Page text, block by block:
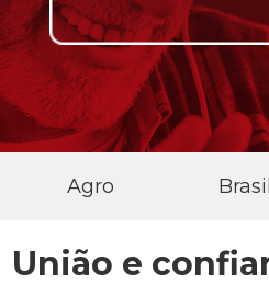
Agro Brasil
União e